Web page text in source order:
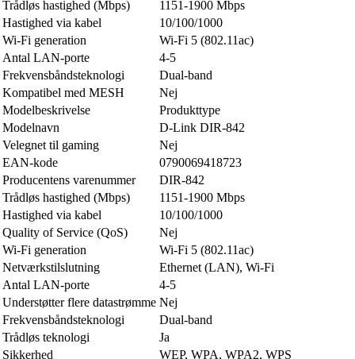
Trådløs hastighed (Mbps)
1151-1900 Mbps
Hastighed via kabel
10/100/1000
Wi-Fi generation
Wi-Fi 5 (802.11ac)
Antal LAN-porte
4-5
Frekvensbåndsteknologi
Dual-band
Kompatibel med MESH
Nej
Modelbeskrivelse
Produkttype
Modelnavn
D-Link DIR-842
Velegnet til gaming
Nej
EAN-kode
0790069418723
Producentens varenummer
DIR-842
Trådløs hastighed (Mbps)
1151-1900 Mbps
Hastighed via kabel
10/100/1000
Quality of Service (QoS)
Nej
Wi-Fi generation
Wi-Fi 5 (802.11ac)
Netværkstilslutning
Ethernet (LAN), Wi-Fi
Antal LAN-porte
4-5
Understøtter flere datastrømme Nej
Frekvensbåndsteknologi
Dual-band
Trådløs teknologi
Ja
Sikkerhed
WEP, WPA, WPA2, WPS